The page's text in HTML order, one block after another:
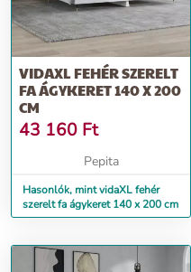
VIDAXL FEHÉR SZERELT
FA ÁGYKERET 140 X 200
CM
43 160 Ft
Pepita
Hasonlók, mint vidaXL fehér
szerelt fa ágykeret 140 x 200 cm